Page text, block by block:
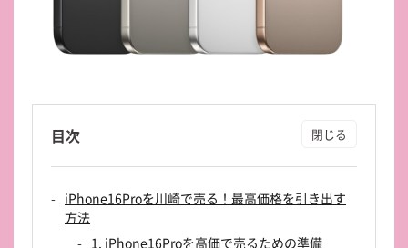
目次
iPhone16Proを川崎で売る！最高価格を引き出す
方法
1. iPhone16Proを高価で売るための準備